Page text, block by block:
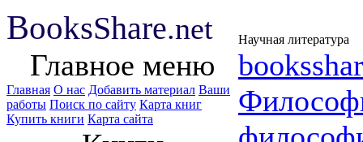
BooksShare.net Научная литература
Главное меню
Главная О нас Добавить материал Ваши
работы Поиск по сайту Карта книг
Купить книги Карта сайта